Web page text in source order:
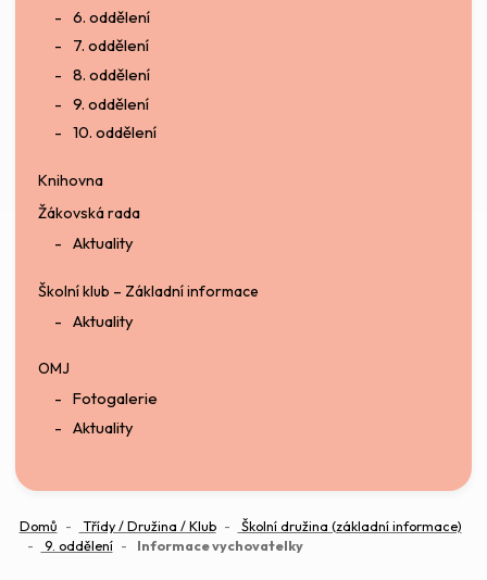
6. oddělení
7. oddělení
8. oddělení
9. oddělení
10. oddělení
Knihovna
Žákovská rada
Aktuality
Školní klub – Základní informace
Aktuality
OMJ
Fotogalerie
Aktuality
Domů Třídy / Družina / Klub
Školní družina (základní informace)
9. oddělení
Informace vychovatelky(aktuální)